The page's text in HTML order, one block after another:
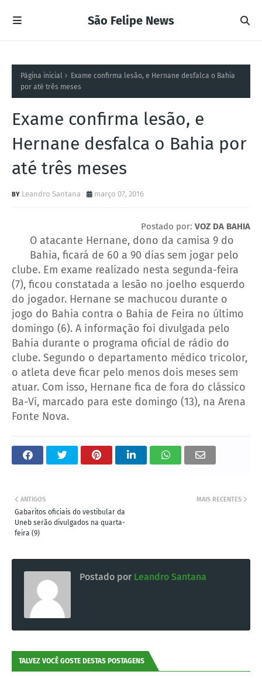
São Felipe News
Página inicial
Exame confirma lesão, e Hernane desfalca o Bahia
por até três meses
Exame confirma lesão, e
Hernane desfalca o Bahia por
até três meses
Leandro Santana março 07, 2016
Postado por: VOZ DA BAHIA
O atacante Hernane, dono da camisa 9 do
Bahia, ficará de 60 a 90 dias sem jogar pelo
clube. Em exame realizado nesta segunda-feira
(7), ficou constatada a lesão no joelho esquerdo
do jogador. Hernane se machucou durante o
jogo do Bahia contra o Bahia de Feira no último
domingo (6). A informação foi divulgada pelo
Bahia durante o programa oficial de rádio do
clube. Segundo o departamento médico tricolor,
o atleta deve ficar pelo menos dois meses sem
atuar. Com isso, Hernane fica de fora do clássico
Ba-Vi, marcado para este domingo (13), na Arena
Fonte Nova.
MAIS RECENTES
ANTIGOS
Gabaritos oficiais do vestibular da
Uneb serão divulgados na quarta-
feira (9)
Postado por Leandro Santana
TALVEZ VOCÊ GOSTE DESTAS POSTAGENS